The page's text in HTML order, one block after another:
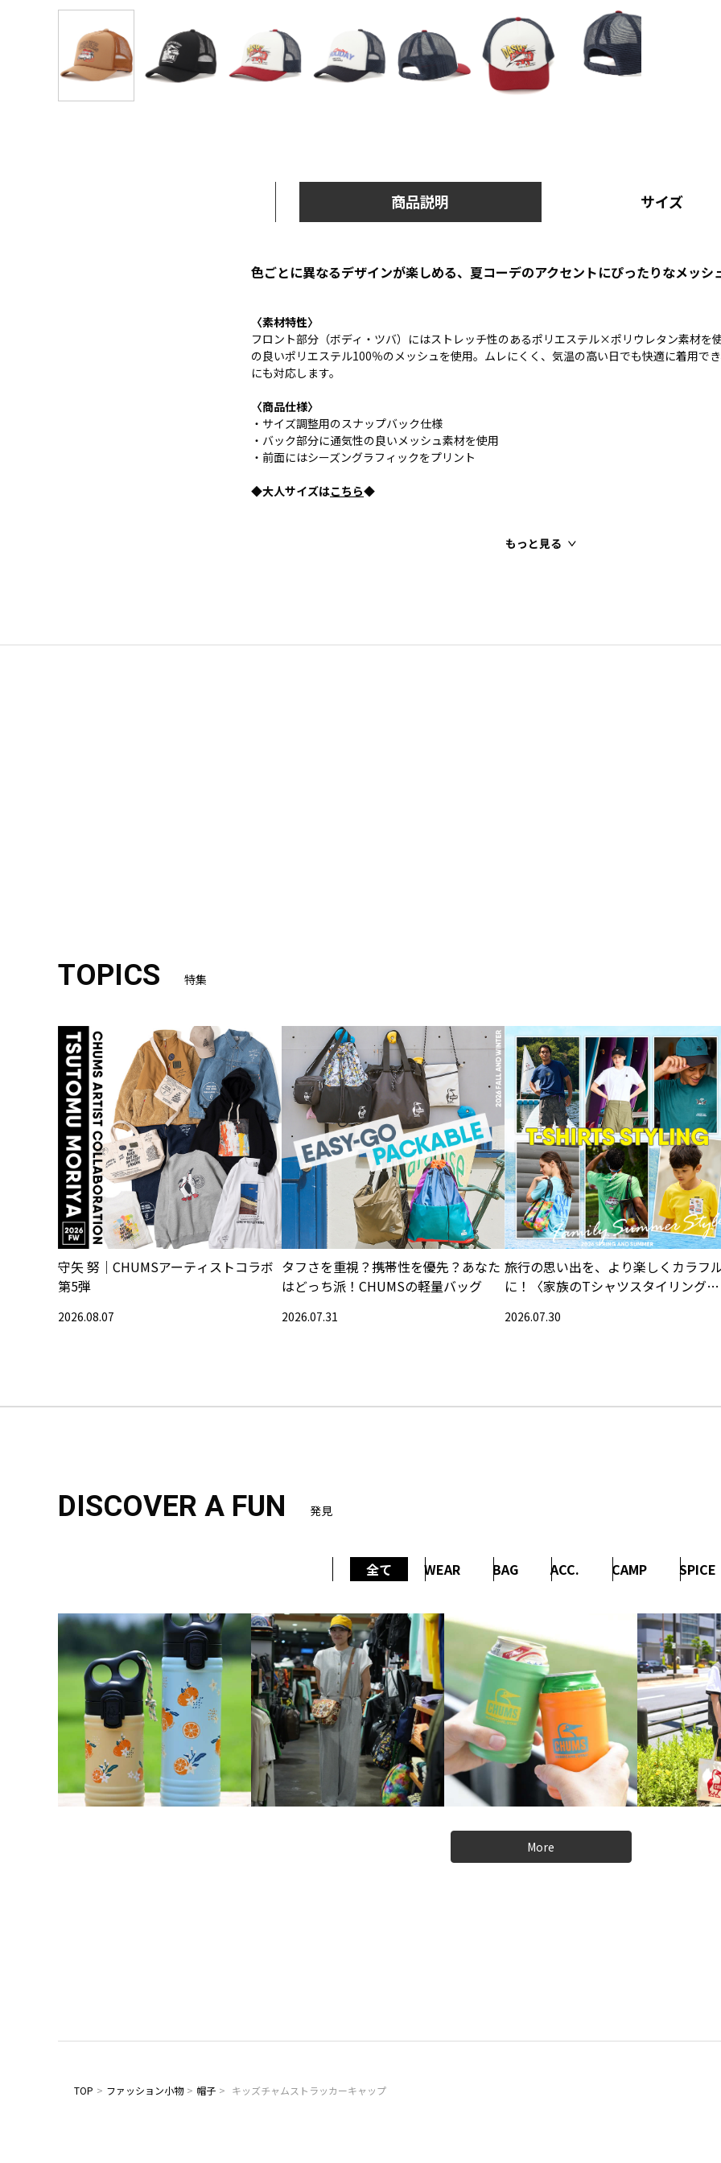
商品説明 サイズ
色ごとに異なるデザインが楽しめる、夏コーデのアクセントにぴったりなメッシ
〈素材特性〉
フロント部分（ボディ・ツバ）にはストレッチ性のあるポリエステル×ポリウレタン素材を
の良いポリエステル100％のメッシュを使用。ムレにくく、気温の高い日でも快適に着用で
にも対応します。
〈商品仕様〉
・サイズ調整用のスナップバック仕様
・バック部分に通気性の良いメッシュ素材を使用
・前面にはシーズングラフィックをプリント
◆大人サイズはこちら◆
もっと見る
TOPICS 特集
守矢 努｜CHUMSアーティストコラボ
第5弾
2026.08.07
タフさを重視？携帯性を優先？あなた
はどっち派！CHUMSの軽量バッグ
2026.07.31
旅行の思い出を、より楽しくカラフ
に！〈家族のTシャツスタイリング特
2026.07.30
DISCOVER A FUN 発見
全て WEAR BAG ACC. CAMP SPICE
More
TOP > ファッション小物 > 帽子 > キッズチャムストラッカーキャップ